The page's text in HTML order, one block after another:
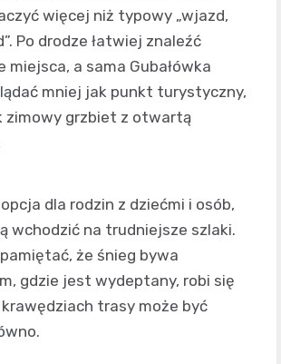
więcej niż typowy „wjazd,
Po drodze łatwiej znaleźć
miejsca, a sama Gubałówka
mniej jak punkt turystyczny,
zimowy grzbiet z otwartą
dla rodzin z dziećmi i osób,
wchodzić na trudniejsze szlaki.
że śnieg bywa
gdzie jest wydeptany, robi się
krawędziach trasy może być